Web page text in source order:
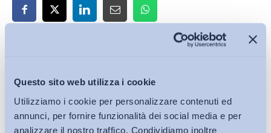
Questo sito web utilizza i cookie
Utilizziamo i cookie per personalizzare contenuti ed
annunci, per fornire funzionalità dei social media e per
analizzare il nostro traffico. Condividiamo inoltre